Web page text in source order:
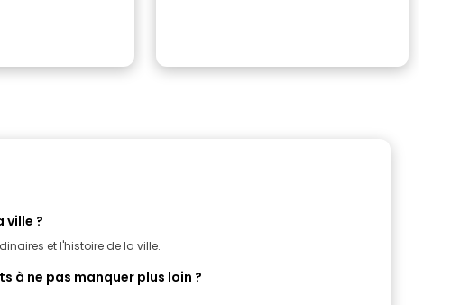
ville ?
et l'histoire de la ville.
à ne pas manquer plus loin ?